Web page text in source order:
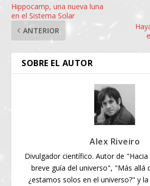
Hippocamp, una nueva luna
en el Sistema Solar
ANTERIOR
SOBRE EL AUTOR
Alex Riveiro
Divulgador científico. Autor de "Hacia
breve guía del universo", "Más allá
¿estamos solos en el universo?" y